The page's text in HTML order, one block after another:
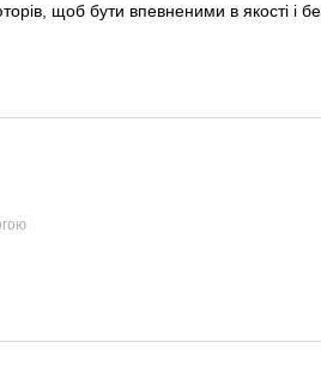
щоб бути впевненими в якості і